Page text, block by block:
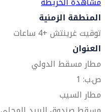
المنطقة الزمنية
توقيت غرينتش +4 ساعات
العنوان
مطار مسقط الدولي
ص.ب: 1
مطار السيب